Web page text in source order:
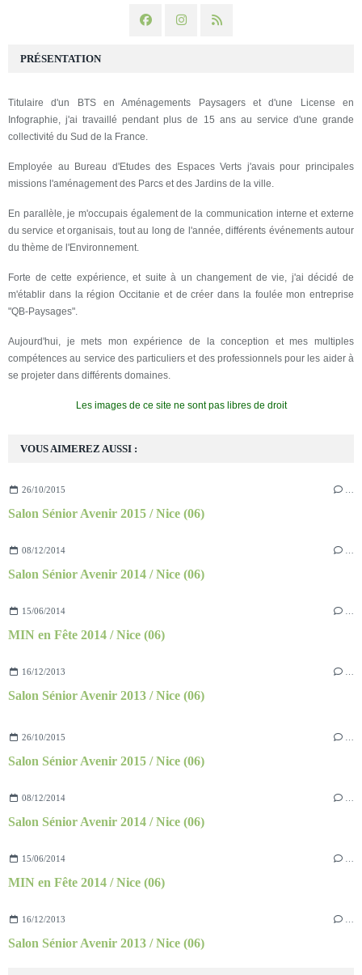
VOUS AIMEREZ AUSSI :
26/10/2015
Salon Sénior Avenir 2015 / Nice (06)
08/12/2014
Salon Sénior Avenir 2014 / Nice (06)
15/06/2014
MIN en Fête 2014 / Nice (06)
16/12/2013
Salon Sénior Avenir 2013 / Nice (06)
26/10/2015
Salon Sénior Avenir 2015 / Nice (06)
08/12/2014
Salon Sénior Avenir 2014 / Nice (06)
15/06/2014
MIN en Fête 2014 / Nice (06)
16/12/2013
Salon Sénior Avenir 2013 / Nice (06)
PRÉSENTATION
Titulaire d'un BTS en Aménagements Paysagers et d'une License en
Infographie, j'ai travaillé pendant plus de 15 ans au service d'une grande
collectivité du Sud de la France.
Employée au Bureau d'Etudes des Espaces Verts j'avais pour principales
missions l'aménagement des Parcs et des Jardins de la ville.
En parallèle, je m'occupais également de la communication interne et externe
du service et organisais, tout au long de l'année, différents événements autour
du thème de l'Environnement.
Forte de cette expérience, et suite à un changement de vie, j'ai décidé de
m'établir dans la région Occitanie et de créer dans la foulée mon entreprise
"QB-Paysages".
Aujourd'hui, je mets mon expérience de la conception et mes multiples
compétences au service des particuliers et des professionnels pour les aider à
se projeter dans différents domaines.
Les images de ce site ne sont pas libres de droit